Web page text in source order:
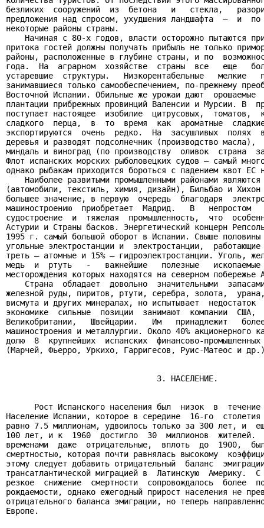
безликих  сооружений  из  бетона   и   стекла,
предложения над спросом, ухудшения ландшафта  —  и
некоторые районы страны.
Начиная с 80-х годов, власти осторожно пытаются
притока гостей должны получать прибыль не только
районы, расположенные в глубине страны, и по
года.  На  аграрном  хозяйстве  страны  все   еще
устаревшие  структуры.   Низкорентабельные   мелкие
занимавшиеся только самообеспечением, по-прежнему
Восточной Испании. Обильные же урожаи дают
плантации прибрежных провинций Валенсии и Мурсии. В
поступает настоящее  изобилие  цитрусовых,  томатов,
сладкого  перца,  в  то  время  как  ароматные
экспортируются  очень  редко.  На  засушливых  полях
деревья и разводят подсолнечник (производство
миндаль и виноград (по производству  оливок  страна
Флот испанских морских рыболовецких судов — самый
однако рыбакам приходится бороться с падением квот ЕС
Наиболее развитыми промышленными районами
(автомобили, текстиль, химия, дизайн), Бильбао и
большее значение, в первую  очередь  благодаря
машиностроению  приобретает  Мадрид.   В   непростом
судостроение  и  тяжелая  промышленность,  что
Астурии и Страны басков. Энергетический концерн
1995 г. самый большой оборот в Испании. Свыше
угольные электростанции и  электростанции,
треть — атомные и 15% — гидроэлектростанции. Уголь,
медь  и  ртуть   -   важнейшие   полезные
месторождения которых находятся на северном побережье
Страна  обладает  довольно  значительными
железной руды, пиритов, ртути, серебра, золота,
висмута и других минералах, но испытывает
экономике  сильные  позиции  занимают  компании
Великобритании,   Швейцарии.   Им   принадлежит
машиностроения и металлургии. Около 40% акционерного
долю  8  крупнейших  испанских  финансово-
(Марчей, Фьерро, Уркихо, Гарригесов, Руис-Матеос и
                                3. НАСЕЛЕНИЕ.
Рост Испанского населения был  низок  в
Население Испании, которое в середине  16-го
равно 7.5 миллионам, удвоилось только за 300 лет, и
100 лет, и к  1960  достигло  30  миллионов  жителей.
временами  даже  отрицательные,  вплоть  до  1900,
смертностью, которая почти равнялась высокому
этому следует добавить отрицательный  баланс
трансатлантической миграцией в  Латинскую  Америку.
резкое  снижение  смертности  сопровождалось  более
рождаемости, однако ежегодный прирост населения не
отрицательного баланса эмиграции, но теперь
Европе.